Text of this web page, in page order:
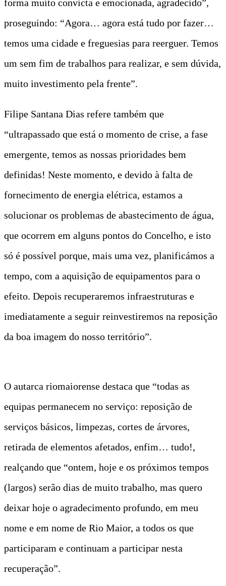
forma muito convicta e emocionada, agradecido”,
proseguindo: “Agora… agora está tudo por fazer…
temos uma cidade e freguesias para reerguer. Temos
um sem fim de trabalhos para realizar, e sem dúvida,
muito investimento pela frente”.
Filipe Santana Dias refere também que
“ultrapassado que está o momento de crise, a fase
emergente, temos as nossas prioridades bem
definidas! Neste momento, e devido à falta de
fornecimento de energia elétrica, estamos a
solucionar os problemas de abastecimento de água,
que ocorrem em alguns pontos do Concelho, e isto
só é possível porque, mais uma vez, planificámos a
tempo, com a aquisição de equipamentos para o
efeito. Depois recuperaremos infraestruturas e
imediatamente a seguir reinvestiremos na reposição
da boa imagem do nosso território”.
O autarca riomaiorense destaca que “todas as
equipas permanecem no serviço: reposição de
serviços básicos, limpezas, cortes de árvores,
retirada de elementos afetados, enfim… tudo!,
realçando que “ontem, hoje e os próximos tempos
(largos) serão dias de muito trabalho, mas quero
deixar hoje o agradecimento profundo, em meu
nome e em nome de Rio Maior, a todos os que
participaram e continuam a participar nesta
recuperação”.